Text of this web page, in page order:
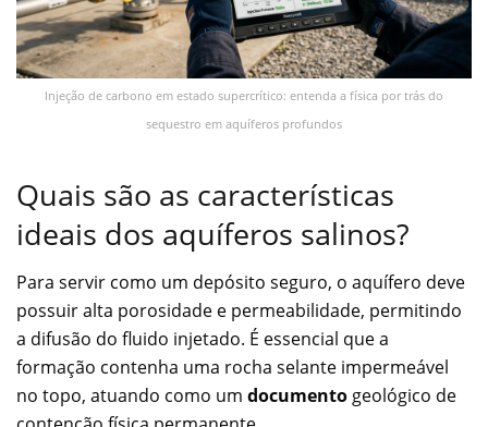
Injeção de carbono em estado supercrítico: entenda a física por trás do
sequestro em aquíferos profundos
Quais são as características
ideais dos aquíferos salinos?
Para servir como um depósito seguro, o aquífero deve
possuir alta porosidade e permeabilidade, permitindo
a difusão do fluido injetado. É essencial que a
formação contenha uma rocha selante impermeável
no topo, atuando como um documento geológico de